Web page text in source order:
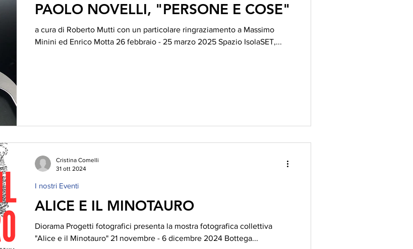
PAOLO NOVELLI, "PERSONE E COSE"
a cura di Roberto Mutti con un particolare ringraziamento a Massimo
Minini ed Enrico Motta 26 febbraio - 25 marzo 2025 Spazio IsolaSET,...
ALICE E IL MINOTAURO
Diorama Progetti fotografici presenta la mostra fotografica collettiva
"Alice e il Minotauro" 21 novembre - 6 dicembre 2024 Bottega...
I nostri Eventi
Cristina Comelli
31 ott 2024